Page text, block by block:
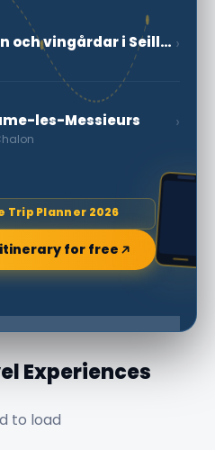
Château-Chalon och vingårdar i Seille Valley ›
les-Messieurs ›
Trip Planner 2026
for free
Experiences
to load